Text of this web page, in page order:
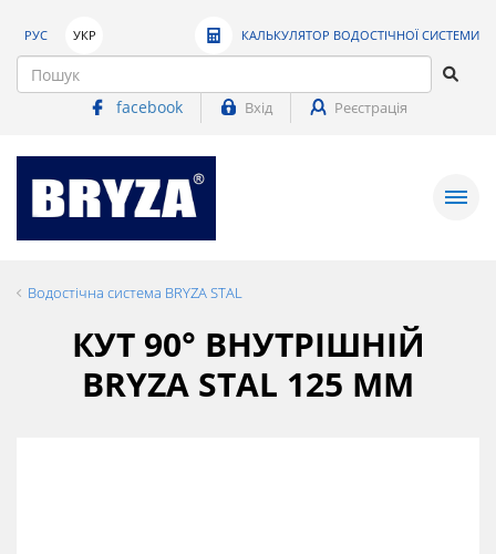
РУС УКР КАЛЬКУЛЯТОР ВОДОСТІЧНОЇ СИСТЕМИ
facebook Вхід Реєстрація
Водостічна система BRYZA STAL
КУТ 90° ВНУТРІШНІЙ
BRYZA STAL 125 ММ